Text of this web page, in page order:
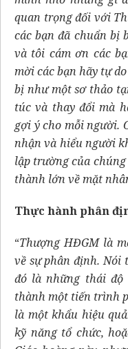
quan trọng đối với
các bạn đã chuẩn bị
và tôi cám ơn các
mời các bạn hãy tự
bị như một sơ thảo
túc và thay đổi mà
gợi ý cho mỗi người.
nhận và hiểu người
lập trường của
thành lớn về mặt
Thực hành phân
“Thượng HĐGM là
về sự phân định. Nói
đó là những thái độ
thành một tiến trình
là một khẩu hiệu
kỹ năng tổ chức,